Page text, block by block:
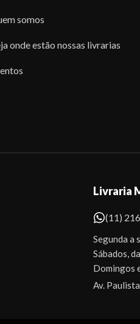
somos
onde estão nossas livrarias
Livraria
(11)
Segunda a
Sábados,
Domingos
Av.